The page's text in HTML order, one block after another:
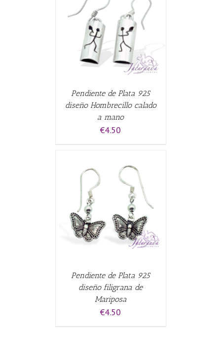
Pendiente de Plata 925
diseño Hombrecillo calado
a mano
€4.50
Pendiente de Plata 925
diseño filigrana de
Mariposa
€4.50